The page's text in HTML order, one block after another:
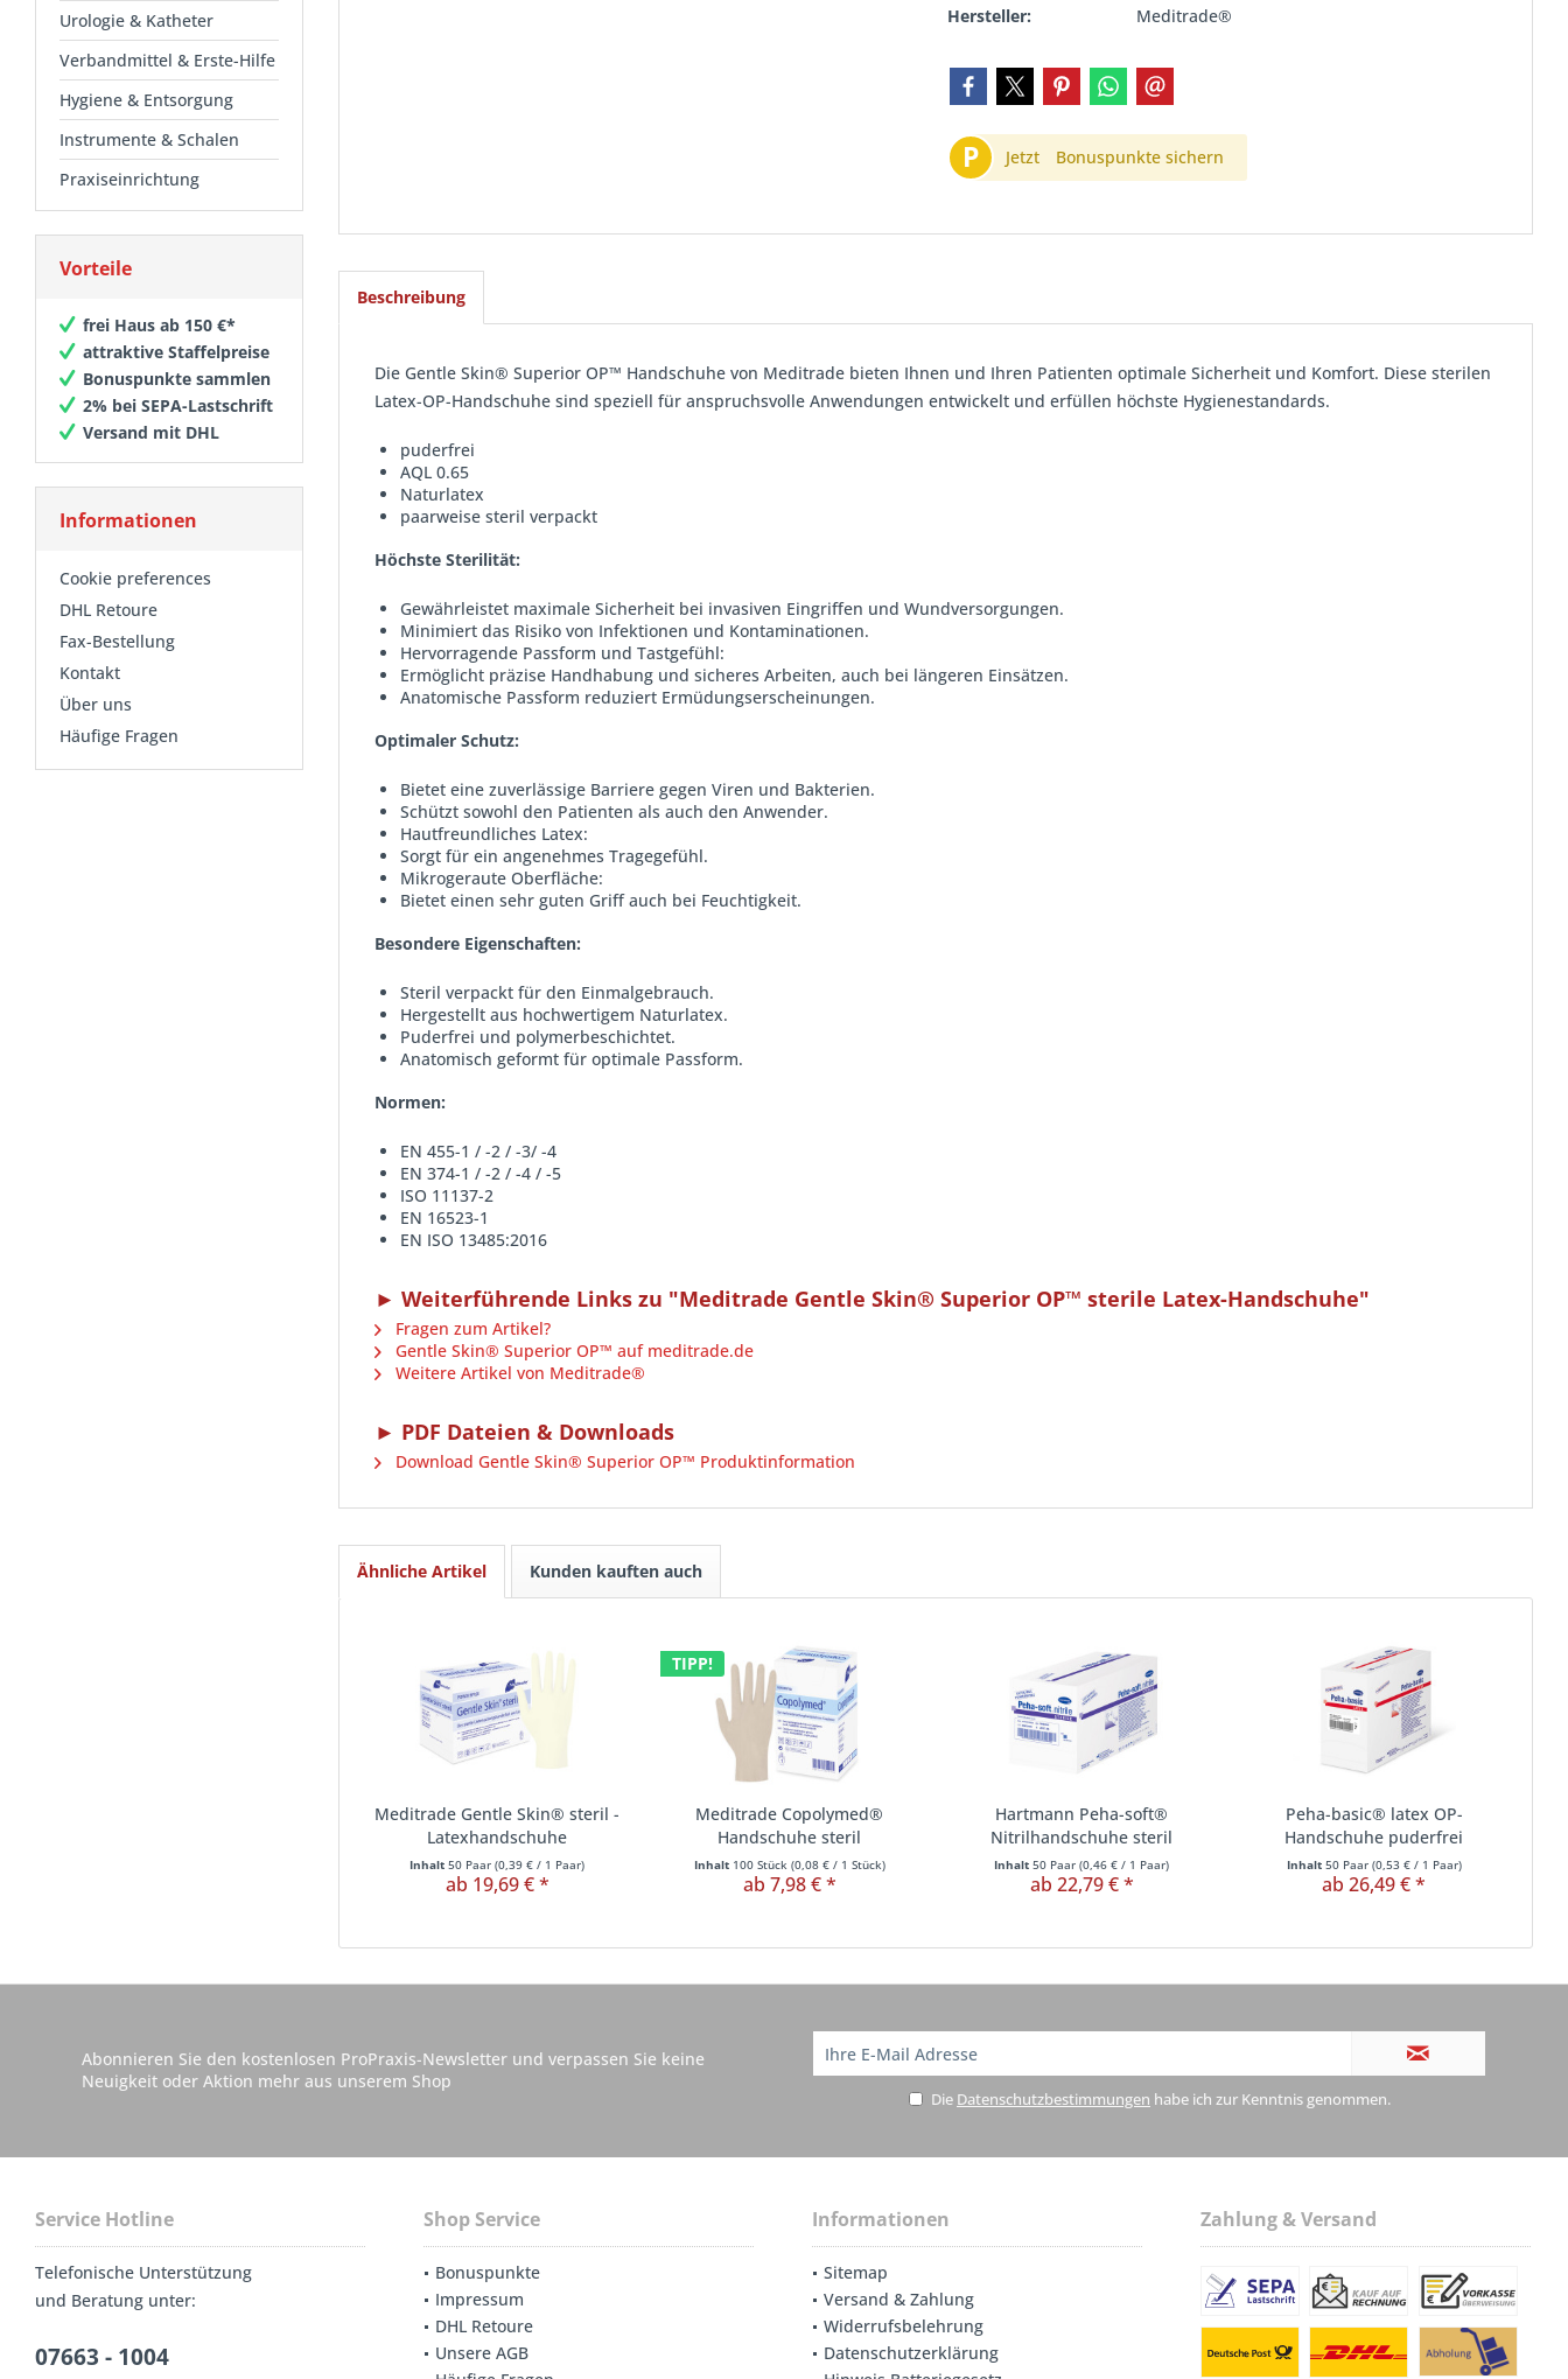
Urologie & Katheter
Verbandmittel & Erste-Hilfe
Hygiene & Entsorgung
Instrumente & Schalen
Praxiseinrichtung
Vorteile
frei Haus ab 150 €*
attraktive Staffelpreise
Bonuspunkte sammlen
2% bei SEPA-Lastschrift
Versand mit DHL
Informationen
Cookie preferences
DHL Retoure
Fax-Bestellung
Kontakt
Über uns
Häufige Fragen
Hersteller:
Meditrade®
P Jetzt Bonuspunkte sichern
Beschreibung
Die Gentle Skin® Superior OP™ Handschuhe von Meditrade bieten Ihnen und Ihren Patienten optimale Sicherheit und Komfort. Diese sterilen
Latex-OP-Handschuhe sind speziell für anspruchsvolle Anwendungen entwickelt und erfüllen höchste Hygienestandards.
puderfrei
AQL 0.65
Naturlatex
paarweise steril verpackt
Höchste Sterilität:
Gewährleistet maximale Sicherheit bei invasiven Eingriffen und Wundversorgungen.
Minimiert das Risiko von Infektionen und Kontaminationen.
Hervorragende Passform und Tastgefühl:
Ermöglicht präzise Handhabung und sicheres Arbeiten, auch bei längeren Einsätzen.
Anatomische Passform reduziert Ermüdungserscheinungen.
Optimaler Schutz:
Bietet eine zuverlässige Barriere gegen Viren und Bakterien.
Schützt sowohl den Patienten als auch den Anwender.
Hautfreundliches Latex:
Sorgt für ein angenehmes Tragegefühl.
Mikrogeraute Oberfläche:
Bietet einen sehr guten Griff auch bei Feuchtigkeit.
Besondere Eigenschaften:
Steril verpackt für den Einmalgebrauch.
Hergestellt aus hochwertigem Naturlatex.
Puderfrei und polymerbeschichtet.
Anatomisch geformt für optimale Passform.
Normen:
EN 455-1 / -2 / -3/ -4
EN 374-1 / -2 / -4 / -5
ISO 11137-2
EN 16523-1
EN ISO 13485:2016
► Weiterführende Links zu "Meditrade Gentle Skin® Superior OP™ sterile Latex-Handschuhe"
Fragen zum Artikel?
Gentle Skin® Superior OP™ auf meditrade.de
Weitere Artikel von Meditrade®
► PDF Dateien & Downloads
Download Gentle Skin® Superior OP™ Produktinformation
Ähnliche Artikel Kunden kauften auch
Meditrade Gentle Skin® steril -
Latexhandschuhe
Inhalt50 Paar(0,39 € / 1 Paar)
ab 19,69 € *
TIPP!
Meditrade Copolymed®
Handschuhe steril
Inhalt 100 Stück (0,08 €/ 1 Stück)
ab 7,98 € *
Hartmann Peha-soft®
Nitrilhandschuhe steril
Inhalt50 Paar(0,46 € / 1 Paar)
ab 22,79 € *
Peha-basic® latex OP-
Handschuhe puderfrei
Inhalt 50 Paar (0,53 €/ 1 Paar)
ab 26,49 € *
Abonnieren Sie den kostenlosen ProPraxis-Newsletter und verpassen Sie keine
Neuigkeit oder Aktion mehr aus unserem Shop
Die Datenschutzbestimmungen habe ich zur Kenntnis genommen.
Service Hotline
Telefonische Unterstützung
und Beratung unter:
07663 - 1004
Shop Service
Bonuspunkte
Impressum
DHL Retoure
Unsere AGB
Informationen
Sitemap
Versand & Zahlung
Widerrufsbelehrung
Datenschutzerklärung
Zahlung & Versand